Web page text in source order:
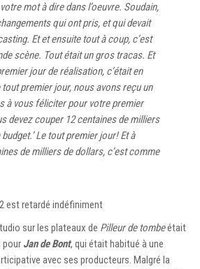
mot à dire dans l’oeuvre. Soudain,
qui ont pris, et qui devait
Et et ensuite tout à coup, c’est
scène. Tout était un gros tracas. Et
jour de réalisation, c’était en
tout premier jour, nous avons reçu un
à vous féliciter pour votre premier
devez couper 12 centaines de milliers
Le tout premier jour! Et à
de milliers de dollars, c’est comme
est retardé indéfiniment
sur les plateaux de Pilleur de tombeétait
pour Jan de Bont, qui était habitué à une
avec ses producteurs. Malgré la